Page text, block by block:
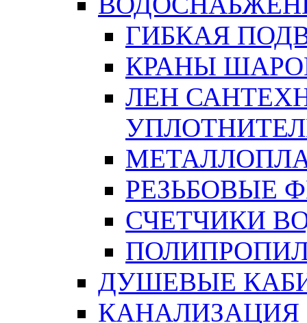
ГИБКАЯ
КРАНЫ
ЛЕН
РЕЗЬБОВЫЕ
СЧЕТЧИКИ
ДУШЕВЫЕ
КАНАЛИЗАЦИЯ